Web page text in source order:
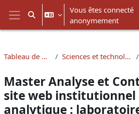
Passer au contenu principal
Panneau latéral
Activer/désactiver la saisie de
Vous êtes connecté
anonymement
Tableau de bord Sciences et technologies
Master Analyse et
site web institutionnel
analytique :